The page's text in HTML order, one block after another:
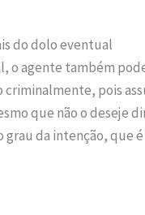
do dolo eventual
o agente também
criminalmente, pois
que não o deseje
grau da intenção, que